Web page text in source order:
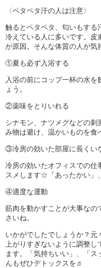
〈ペタペタ汗の人は注意〉
触るとペタペタ、匂いもす
冷えている人に多いです。皮
が原因。そんな体質の人が気
①夏も必ず入浴する
入浴の前にコップ一杯の水
ょう。
②薬味をとりいれる
シナモン、ナツメグなどの刺
み物は避け、温かいものを食
③冷房の効いた部屋に長くい
冷房の効いたオフィスでの仕
スメします☆「あったかい」
④適度な運動
筋肉を動かすことが大事なの
さいね。
いかがでしたでしょうか？
上がりすぎないように調整し
ます。「気持ちいい」、「
んもぜひデトックスを♬